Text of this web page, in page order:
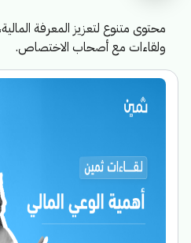
محتوى متنوع لتعزيز المعرفة
ولقاءات مع أصحاب الاختصاص.